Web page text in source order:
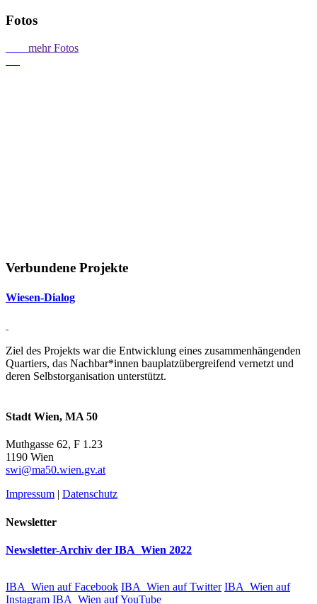
Fotos
mehr Fotos
Verbundene Projekte
Wiesen-Di­alog
Ziel des Projekts war die Entwicklung eines zusammenhängenden
Quartiers, das Nachbar*innen bauplatzübergreifend vernetzt und
deren Selbstorganisation unterstützt.
Stadt Wien, MA 50
Muthgasse 62, F 1.23
1190 Wien
swi@ma50.wien.gv.at
Impressum | Datenschutz
Newsletter
Newsletter-Archiv der IBA_Wien 2022
IBA_Wien auf Facebook IBA_Wien auf Twitter IBA_Wien auf
Instagram IBA_Wien auf YouTube